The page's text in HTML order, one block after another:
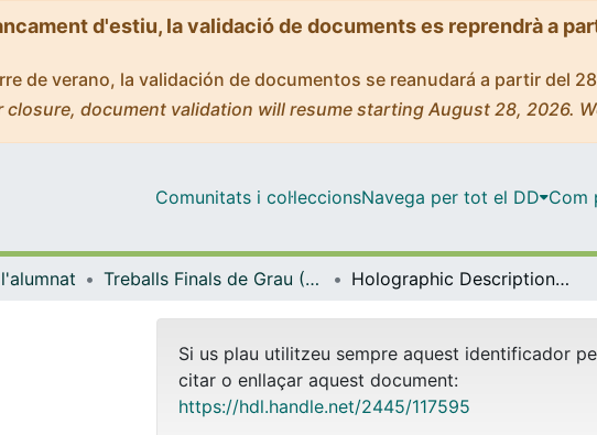
d'estiu, la validació de documents es reprendrà a
de verano, la validación de documentos se reanudará a partir del
closure, document validation will resume starting August 28, 2026.
Comunitats i col·leccionsNavega per tot el DD Com
Treballs Finals de Grau (TFG) - Física Holographic Description of 2-Dimensional Quantum Black Holes
Si us plau utilitzeu sempre aquest identificador
citar o enllaçar aquest document:
https://hdl.handle.net/2445/117595